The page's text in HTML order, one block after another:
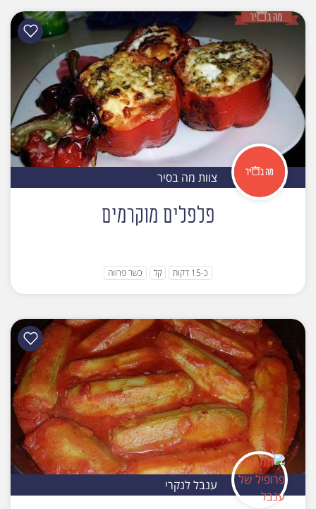
צוות מה בסיר
פלפלים מוקרמים
כ-15 דקות קל כשר פרווה
ענבל לנקרי